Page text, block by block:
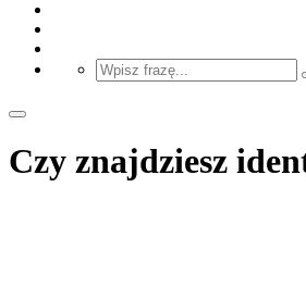
Czy znajdziesz